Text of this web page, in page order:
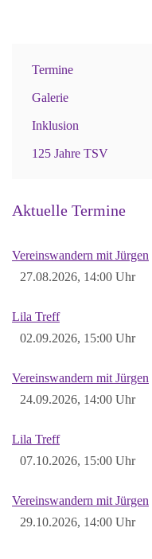
Termine
Galerie
Inklusion
125 Jahre TSV
Aktuelle Termine
Vereinswandern mit Jürgen
27.08.2026, 14:00 Uhr
Lila Treff
02.09.2026, 15:00 Uhr
Vereinswandern mit Jürgen
24.09.2026, 14:00 Uhr
Lila Treff
07.10.2026, 15:00 Uhr
Vereinswandern mit Jürgen
29.10.2026, 14:00 Uhr